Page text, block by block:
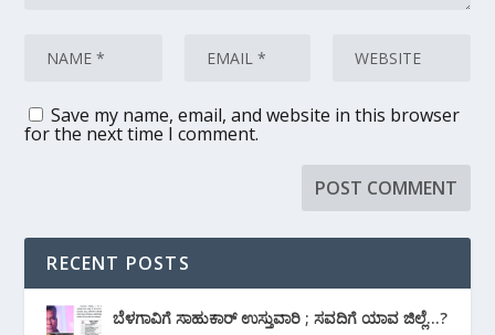
Save my name, email, and website in this browser
for the next time I comment.
RECENT POSTS
ಬೆಳಗಾವಿಗೆ ಸಾಹುಕಾರ್ ಉಸ್ತುವಾರಿ ; ಸವದಿಗೆ ಯಾವ ಜಿಲ್ಲೆ…?